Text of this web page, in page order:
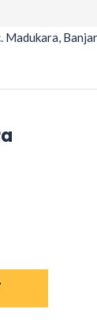
Madukara,